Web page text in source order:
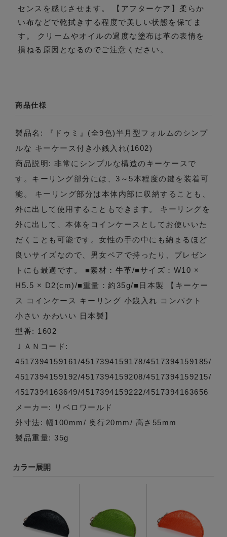
センスを感じさせます。 【アフターケア】柔らか
い布などで乾拭きする程度で美しい状態を保てま
す。 クリームやオイルの過度な塗布は革の表情を
損ねる原因となるのでご注意ください。
商品仕様
製品名: 『ドゥミ』(全9色)半月型フォルムのシンプ
ルな キーケース付き小銭入れ(1602)
商品説明: 非常にシンプルな構造のキーケースで
す。キーリング部分には、3～5本程度の鍵を装着可
能。 キーリング部分は本体内部に収納することも、
外に出して使用することもできます。 キーリングを
外に出して、本体をコインケースとしてお使いいた
だくことも可能です。女性の手の中にも納まるほど
良いサイズなので、男女ペアで持ったり、プレゼン
トにも最適です。 ■素材：牛革/■サイズ：W10 ×
H5.5 × D2(cm)/■重量：約35g/■日本製 【キーケー
ス コインケース キーリング 小銭入れ コンパクト
小さい かわいい 日本製】
型番: 1602
ＪＡＮコード:
4517394159161/4517394159178/4517394159185/
4517394159192/4517394159208/4517394159215/
4517394163649/4517394159222/4517394163656
メーカー: リベロワールド
外寸法: 幅100mm/ 奥行20mm/ 高さ55mm
製品重量: 35g
カラー展開